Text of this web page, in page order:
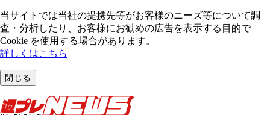
当サイトでは当社の提携先等がお客様のニーズ等について調
査・分析したり、お客様にお勧めの広告を表⽰する⽬的で
Cookie を使⽤する場合があります。
詳しくはこちら
閉じる